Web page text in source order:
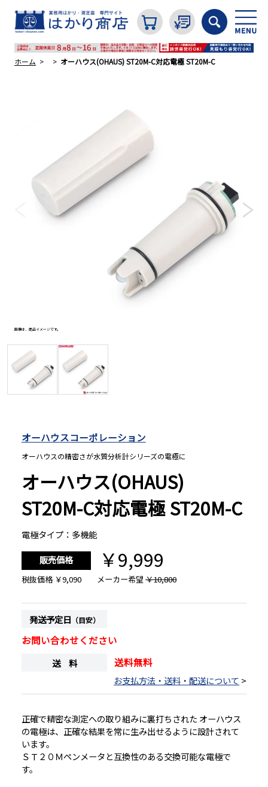
分銅
温度計・湿度計
濃度・環境測定
色々な計測器
ホーム オーハウス(OHAUS) ST20M-C対応電極 ST20M-C
画像は、商品イメージです。
オーハウスコーポレーション
オーハウスの精密さが水質分析計シリーズの電極に
オーハウス(OHAUS)
ST20M-C対応電極 ST20M-C
電極タイプ：多機能
販売価格 ￥9,999
税抜価格 ￥9,090 メーカー希望￥10,800
発送予定日 （目安）
お問い合わせください
送 料 送料無料
お支払方法・送料・配送について >
正確で精密な測定への取り組みに裏打ちされた オーハウス
の電極は、正確な結果を常に生み出せるように設計されて
います。
ＳＴ２０Ｍペンメータと互換性のある交換可能な電極で
す。